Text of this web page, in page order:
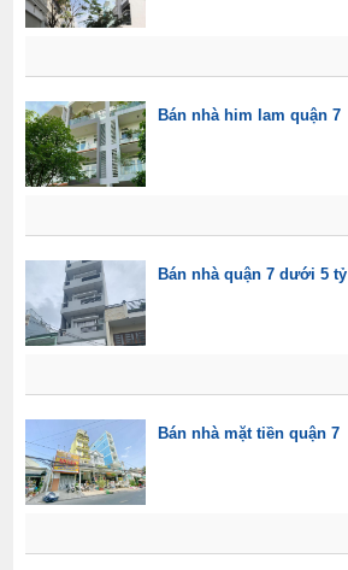
Bán nhà him lam quận 7
Bán nhà quận 7 dưới 5 tỷ
Bán nhà mặt tiền quận 7